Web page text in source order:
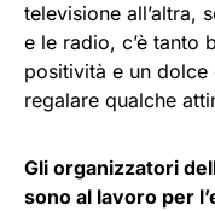
televisione all’altra,
e le radio, c’è tanto
positività e un
regalare qualche
Gli organizzatori
sono al lavoro per